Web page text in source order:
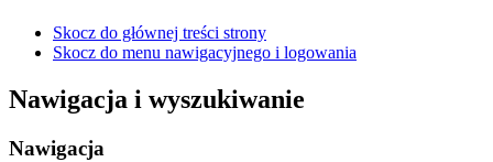
Skocz do głównej treści strony
Skocz do menu nawigacyjnego i logowania
Nawigacja i wyszukiwanie
Nawigacja